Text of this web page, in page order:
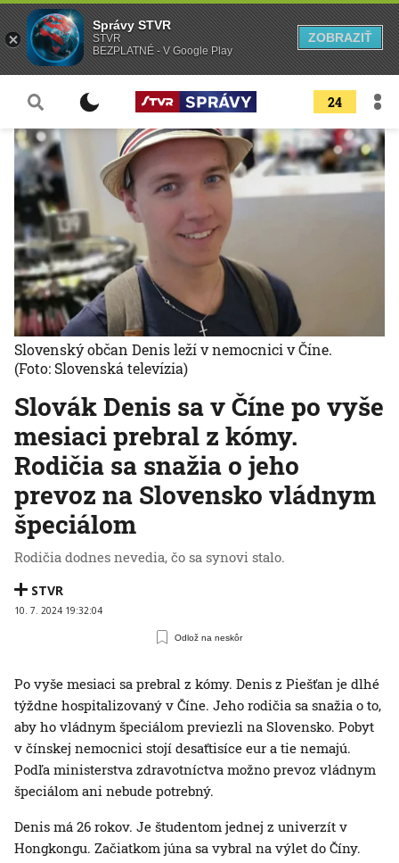
24
Slovák Denis sa v Číne po vyše
mesiaci prebral z kómy.
Rodičia sa snažia o jeho
prevoz na Slovensko vládnym
špeciálom
Rodičia dodnes nevedia, čo sa synovi stalo.
STVR
10. 7. 2024 19:32:04
Odlož na neskôr
Slovenský občan Denis leží v nemocnici v Číne.
(Foto: Slovenská televízia)
Po vyše mesiaci sa prebral z kómy. Denis z Piešťan je dlhé
týždne hospitalizovaný v Číne. Jeho rodičia sa snažia o to,
aby ho vládnym špeciálom previezli na Slovensko. Pobyt
v čínskej nemocnici stojí desaťtisíce eur a tie nemajú.
Podľa ministerstva zdravotníctva možno prevoz vládnym
špeciálom ani nebude potrebný.
Denis má 26 rokov. Je študentom jednej z univerzít v
Hongkongu. Začiatkom júna sa vybral na výlet do Číny.
Správy STVR
STVR
BEZPLATNÉ - V Google Play
ZOBRAZIŤ